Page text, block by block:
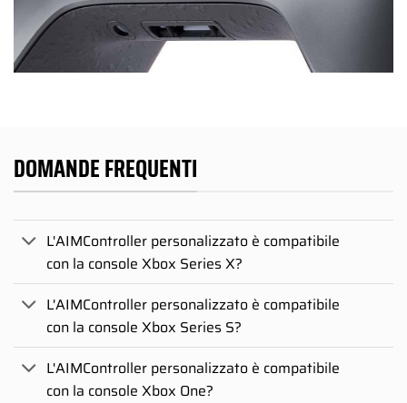
DOMANDE FREQUENTI
L'AIMController personalizzato è compatibile
con la console Xbox Series X?
L'AIMController personalizzato è compatibile
con la console Xbox Series S?
L'AIMController personalizzato è compatibile
con la console Xbox One?